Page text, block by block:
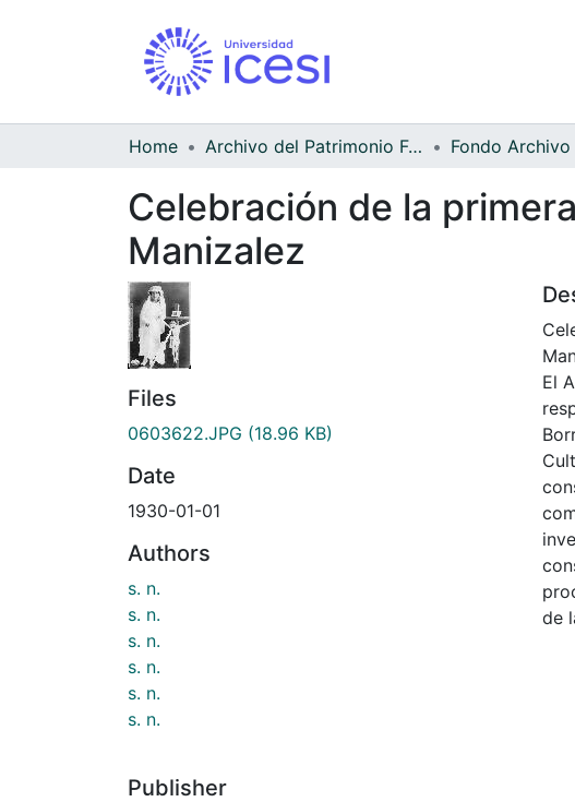
Home Archivo del Patrimonio Fotográfico y Fílmico del Valle del Cauca
Celebración de la
Manizalez
Files
0603622.JPG (18.96 KB)
Date
1930-01-01
Authors
s. n.
s. n.
s. n.
s. n.
s. n.
s. n.
Publisher
El
de